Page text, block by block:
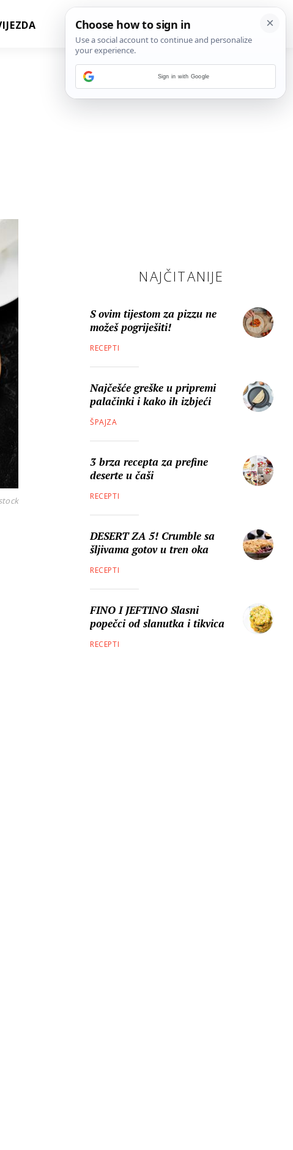
NAJČITANIJE
S ovim tijestom za pizzu ne
možeš pogriješiti!
RECEPTI
Najčešće greške u pripremi
palačinki i kako ih izbjeći
ŠPAJZA
3 brza recepta za prefine
deserte u čaši
RECEPTI
DESERT ZA 5! Crumble sa
šljivama gotov u tren oka
RECEPTI
FINO I JEFTINO Slasni
popečci od slanutka i tikvica
RECEPTI
Sign in with Google